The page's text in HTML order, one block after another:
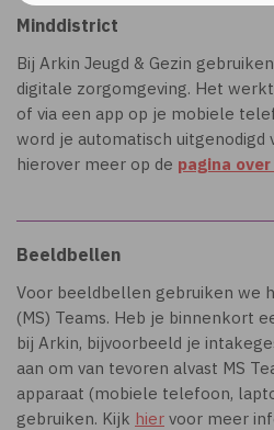
Minddistrict
Bij Arkin Jeugd & Gezin
digitale zorgomgeving. Het
of via een app op je mobiele
word je automatisch uitgenodigd
hierover meer op de pagina
Beeldbellen
Voor beeldbellen gebruiken we
(MS) Teams. Heb je binnenkort
bij Arkin, bijvoorbeeld je
aan om van tevoren alvast MS
apparaat (mobiele telefoon,
gebruiken. Kijk hier voor meer